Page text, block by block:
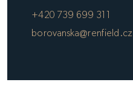
+420 739 699 311
borovanska@renfield.cz